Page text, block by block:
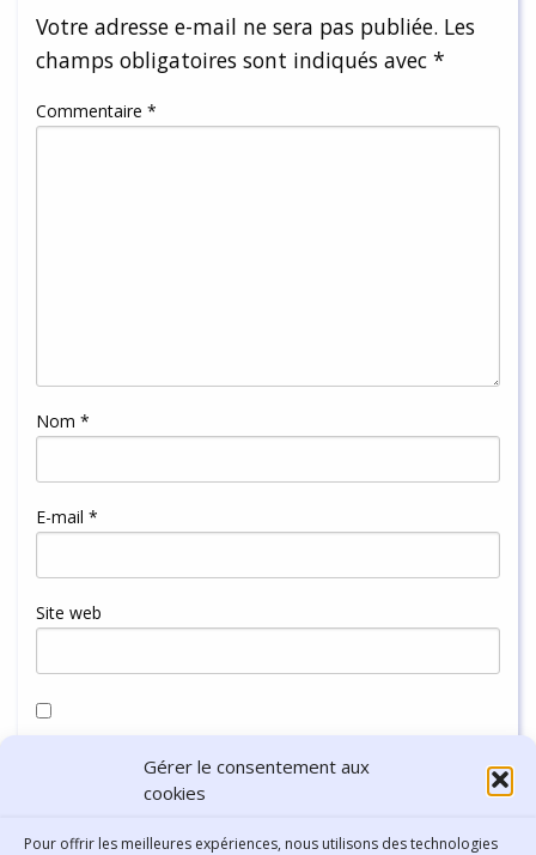
Gérer le consentement aux
cookies
Pour offrir les meilleures expériences, nous utilisons des technologies
Votre adresse e-mail ne sera pas publiée. Les
champs obligatoires sont indiqués avec *
Commentaire *
Nom *
E-mail *
Site web
navigateur pour mon prochain commentaire.